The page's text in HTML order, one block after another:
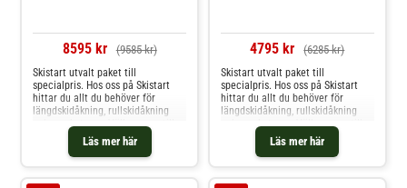
8595 kr (9585 kr)
Läs mer här
Skistart utvalt paket till
specialpris. Hos oss på Skistart
hittar du allt du behöver för
längdskidåkning, rullskidåkning
och mycket mer. Välkommen till
4795 kr (6285 kr)
Läs mer här
Skistart utvalt paket till
specialpris. Hos oss på Skistart
hittar du allt du behöver för
längdskidåkning, rullskidåkning
och mycket mer. Välkommen till